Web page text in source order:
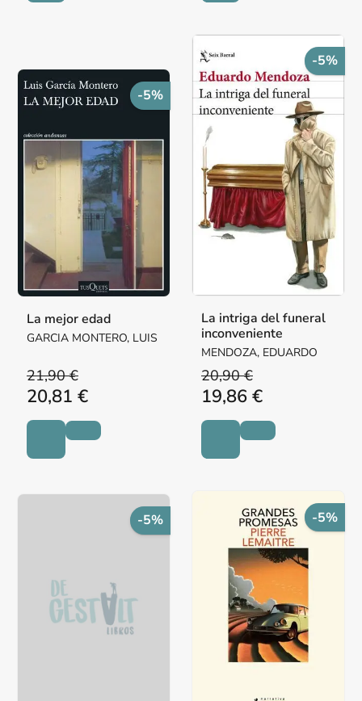
-5%
La mejor edad
GARCIA MONTERO, LUIS
21,90 €
20,81 €
-5%
La intriga del funeral
inconveniente
MENDOZA, EDUARDO
20,90 €
19,86 €
-5% -5%